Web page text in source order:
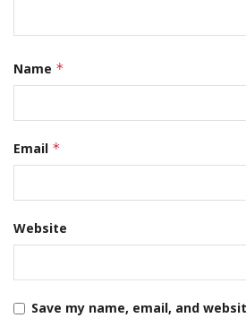
Name *
Email *
Website
Save my name, email, and